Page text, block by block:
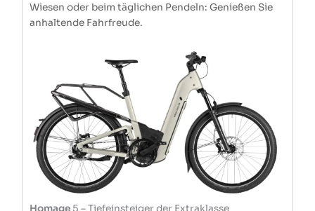
Wiesen oder beim täglichen Pendeln: Genießen Sie
anhaltende Fahrfreude.
Homage5 – Tiefeinsteiger der Extraklasse